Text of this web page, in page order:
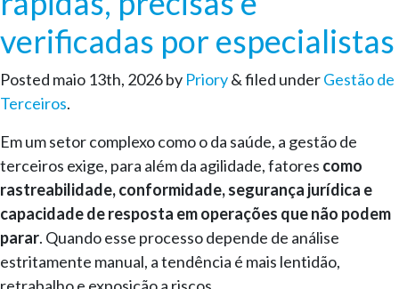
verificadas por especialistas
Posted maio 13th, 2026by Priory&filed underGestão de
Terceiros.
Em um setor complexo como o da saúde, a gestão de
terceiros exige, para além da agilidade, fatores como
rastreabilidade, conformidade, segurança jurídica e
capacidade de resposta em operações que não podem
parar. Quando esse processo depende de análise
estritamente manual, a tendência é mais lentidão,